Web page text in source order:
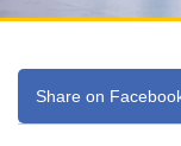
Share on